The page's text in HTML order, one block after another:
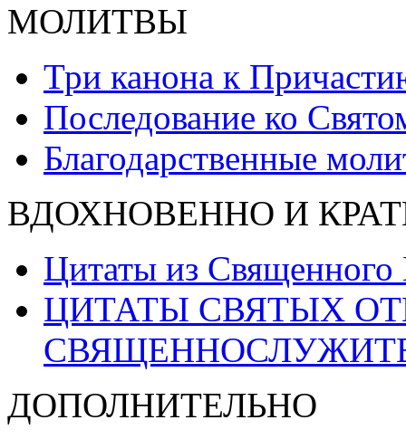
МОЛИТВЫ
Три канона к
Последование ко
Благодарственные
ВДОХНОВЕННО И
Цитаты из Священного
ЦИТАТЫ СВЯТЫХ
ДОПОЛНИТЕЛЬНО